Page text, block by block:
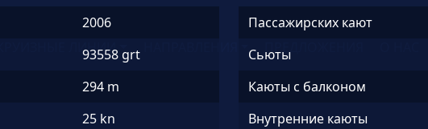
КРУИЗНЫЕ ЛИНИИ
2006
93558 grt
294 m
25 kn
Пассажирских кают
Сьюты
Каюты с балконом
Внутренние каюты